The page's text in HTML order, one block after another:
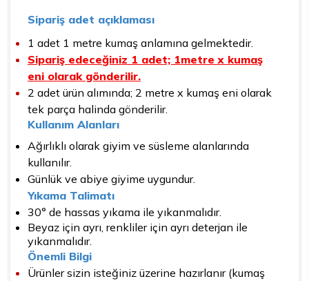
Sipariş adet açıklaması
1 adet 1 metre kumaş anlamına gelmektedir.
Sipariş edeceğiniz 1 adet; 1metre x kumaş
eni olarak gönderilir.
2 adet ürün alımında; 2 metre x kumaş eni olarak
tek parça halinda gönderilir.
Kullanım Alanları
Ağırlıklı olarak giyim ve süsleme alanlarında
kullanılır.
Günlük ve abiye giyime uygundur.
Yıkama Talimatı
30° de hassas yıkama ile yıkanmalıdır.
Beyaz için ayrı, renkliler için ayrı deterjan ile
yıkanmalıdır.
Önemli Bilgi
Ürünler sizin isteğiniz üzerine hazırlanır (kumaş